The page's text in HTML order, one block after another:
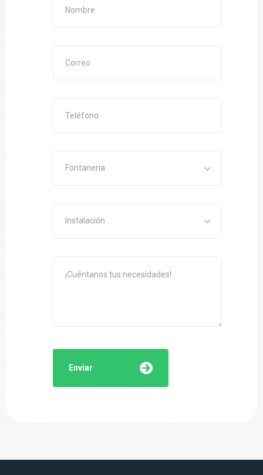
Fontanería
Instalación
Enviar